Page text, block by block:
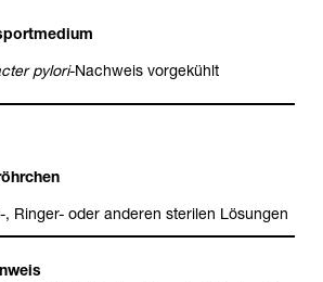
pylori-​Nach­weis vor­ge­kühlt
Rin­ger-​ oder ande­ren ste­ri­len Lösun­gen